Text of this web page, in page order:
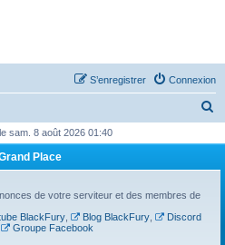
Connexion
S’enregistrer
h
sam. 8 août 2026 01:40
Place
de votre serviteur et des membres de
BlackFury, Blog BlackFury,
Discord
Groupe Facebook